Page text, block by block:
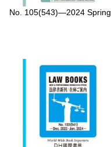
No. 105(543)—2024 Spring